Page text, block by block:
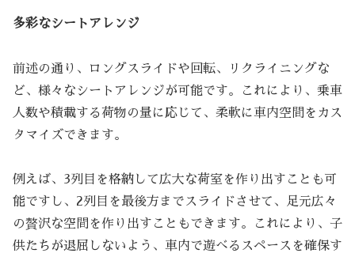
多彩なシートアレンジ
前述の通り、ロングスライドや回転、リクライニングな
ど、様々なシートアレンジが可能です。これにより、乗車
人数や積載する荷物の量に応じて、柔軟に車内空間をカス
タマイズできます。
例えば、3列目を格納して広大な荷室を作り出すことも可
能ですし、2列目を最後方までスライドさせて、足元広々
の贅沢な空間を作り出すこともできます。これにより、子
供たちが退屈しないよう、車内で遊べるスペースを確保す